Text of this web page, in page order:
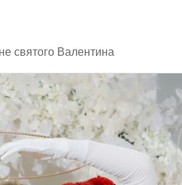
святого Валентина